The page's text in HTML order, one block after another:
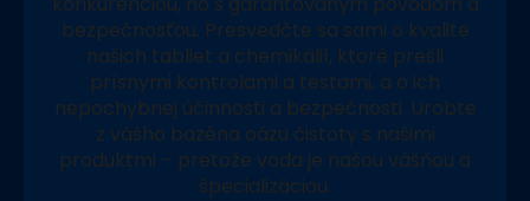
bezpečnosťou. Presvedčte sa sami o kvalite
našich tabliet a chemikálií, ktoré prešli
prísnymi kontrolami a testami, a o ich
nepochybnej účinnosti a bezpečnosti. Urobte
z vášho bazéna oázu čistoty s našimi
produktmi – pretože voda je našou vášňou a
špecializáciou.